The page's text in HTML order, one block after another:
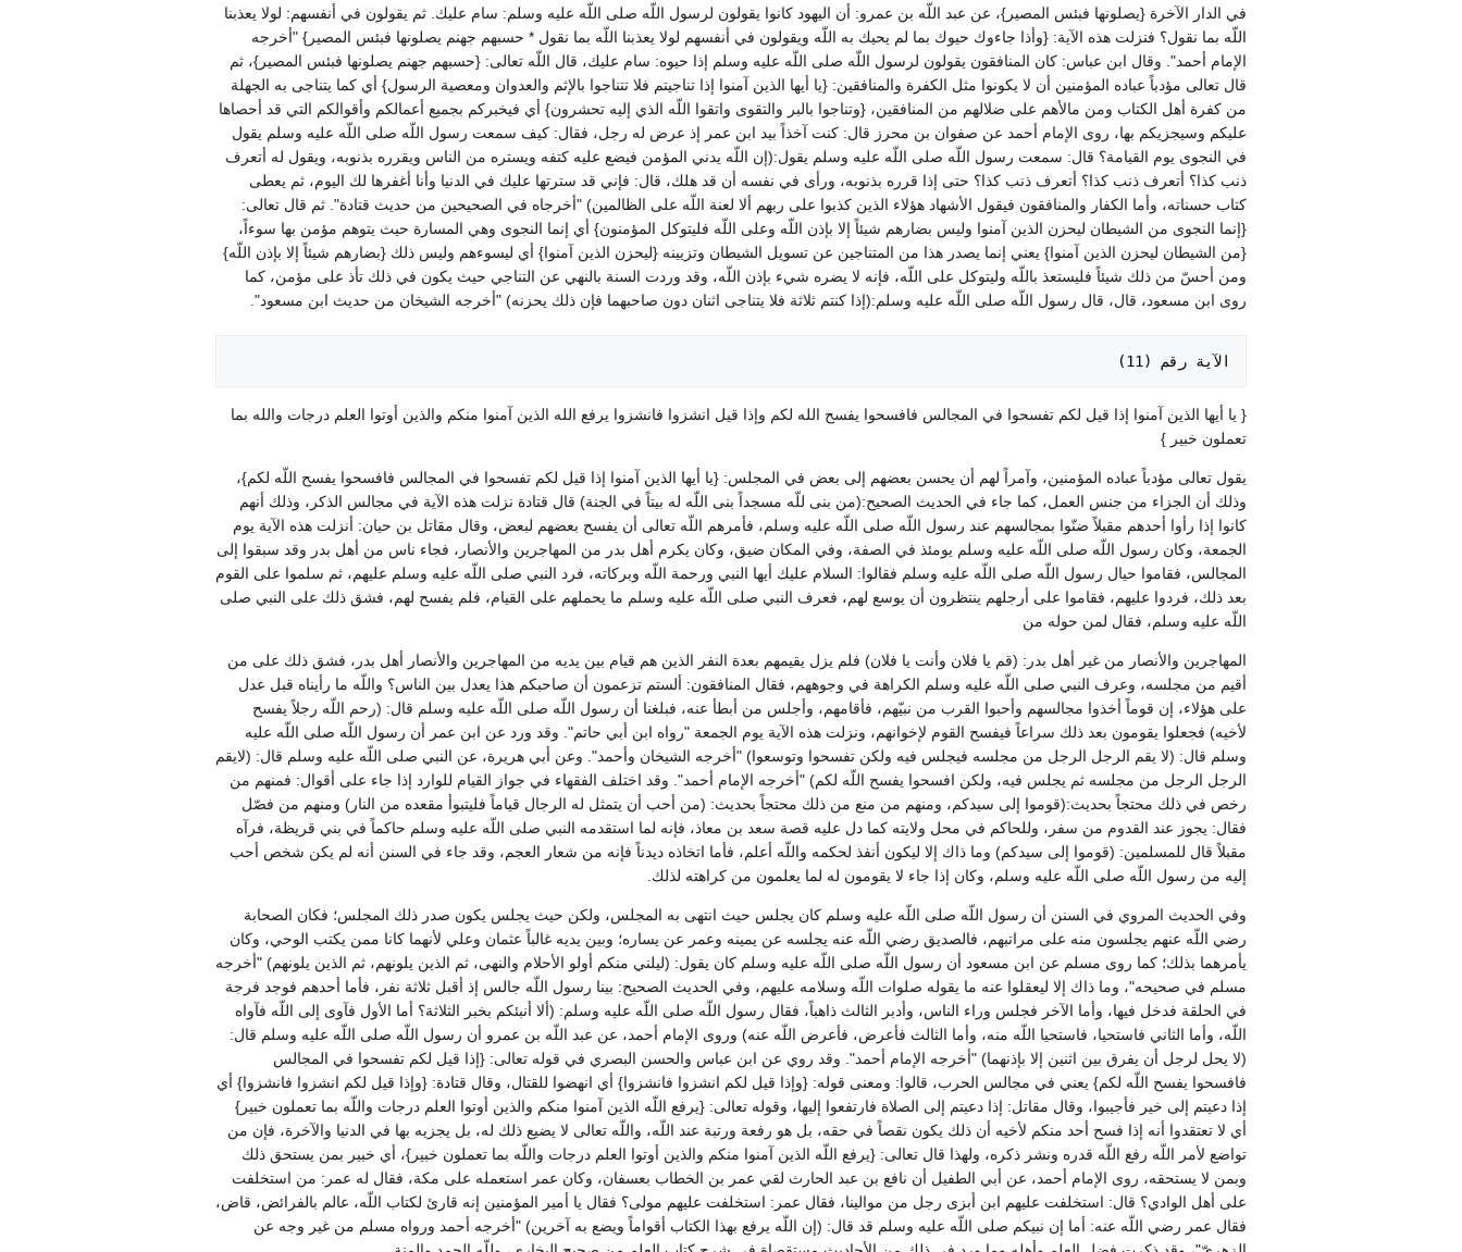
في الدار الآخرة ‏{‏يصلونها فبئس المصير‏}‏، عن عبد اللّه بن عمرو‏:‏ أن اليهود كانوا يقولون لرسول اللّه صلى اللّه عليه وسلم‏:‏ سام عليك‏.‏ ثم يقولون في أنفسهم‏:‏ لولا يعذبنا
اللّه بما نقول‏؟‏ فنزلت هذه الآية‏:‏ ‏{‏وأذا جاءوك حيوك بما لم يحيك به اللّه ويقولون في أنفسهم لولا يعذبنا اللّه بما نقول * حسبهم جهنم يصلونها فبئس المصير‏}‏ ‏"‏أخرجه
الإمام أحمد‏"‏‏.‏ وقال ابن عباس‏:‏ كان المنافقون يقولون لرسول اللّه صلى اللّه عليه وسلم إذا حيوه‏:‏ سام عليك، قال اللّه تعالى‏:‏ ‏{‏حسبهم جهنم يصلونها فبئس المصير‏}‏، ثم
قال تعالى مؤدباً عباده المؤمنين أن لا يكونوا مثل الكفرة والمنافقين‏:‏ ‏{‏يا أيها الذين آمنوا إذا تناجيتم فلا تتناجوا بالإثم والعدوان ومعصية الرسول‏}‏ أي كما يتناجى به الجهلة
من كفرة أهل الكتاب ومن مالأهم على ضلالهم من المنافقين، ‏{‏وتناجوا بالبر والتقوى واتقوا اللّه الذي إليه تحشرون‏}‏ أي فيخبركم بجميع أعمالكم وأقوالكم التي قد أحصاها
عليكم وسيجزيكم بها، روى الإمام أحمد عن صفوان بن محرز قال‏:‏ كنت آخذاً بيد ابن عمر إذ عرض له رجل، فقال‏:‏ كيف سمعت رسول اللّه صلى اللّه عليه وسلم يقول
في النجوى يوم القيامة‏؟‏ قال‏:‏ سمعت رسول اللّه صلى اللّه عليه وسلم يقول‏:‏‏(‏إن اللّه يدني المؤمن فيضع عليه كتفه ويستره من الناس ويقرره بذنوبه، ويقول له أتعرف
ذنب كذا‏؟‏ أتعرف ذنب كذا‏؟‏ أتعرف ذنب كذا‏؟‏ حتى إذا قرره بذنوبه، ورأى في نفسه أن قد هلك، قال‏:‏ فإني قد سترتها عليك في الدنيا وأنا أغفرها لك اليوم، ثم يعطى
كتاب حسناته، وأما الكفار والمنافقون فيقول الأشهاد هؤلاء الذين كذبوا على ربهم ألا لعنة اللّه على الظالمين‏)‏ ‏"‏أخرجاه في الصحيحين من حديث قتادة‏"‏‏.‏ ثم قال تعالى‏:‏
‏{‏إنما النجوى من الشيطان ليحزن الذين آمنوا وليس بضارهم شيئاً إلا بإذن اللّه وعلى اللّه فليتوكل المؤمنون‏}‏ أي إنما النجوى وهي المسارة حيث يتوهم مؤمن بها سوءاً،
‏{‏من الشيطان ليحزن الذين آمنوا‏}‏ يعني إنما يصدر هذا من المتناجين عن تسويل الشيطان وتزيينه ‏{‏ليحزن الذين آمنوا‏}‏ أي ليسوءهم وليس ذلك ‏{‏بضارهم شيئاً إلا بإذن اللّه‏}‏
ومن أحسّ من ذلك شيئاً فليستعذ باللّه وليتوكل على اللّه، فإنه لا يضره شيء بإذن اللّه، وقد وردت السنة بالنهي عن التناجي حيث يكون في ذلك تأذ على مؤمن، كما
روى ابن مسعود، قال، قال رسول اللّه صلى اللّه عليه وسلم‏:‏‏(‏إذا كنتم ثلاثة فلا يتناجى اثنان دون صاحبهما فإن ذلك يحزنه‏)‏ ‏"‏أخرجه الشيخان من حديث ابن مسعود‏"‏‏.‏
الآية رقم ‏(‏11‏)‏
‏{‏ يا أيها الذين آمنوا إذا قيل لكم تفسحوا في المجالس فافسحوا يفسح الله لكم وإذا قيل انشزوا فانشزوا يرفع الله الذين آمنوا منكم والذين أوتوا العلم درجات والله بما
تعملون خبير ‏}‏
يقول تعالى مؤدباً عباده المؤمنين، وآمراً لهم أن يحسن بعضهم إلى بعض في المجلس‏:‏ ‏{‏يا أيها الذين آمنوا إذا قيل لكم تفسحوا في المجالس فافسحوا يفسح اللّه لكم‏}‏،
وذلك أن الجزاء من جنس العمل، كما جاء في الحديث الصحيح‏:‏‏(‏من بنى للّه مسجداً بنى اللّه له بيتاً في الجنة‏)‏ قال قتادة نزلت هذه الآية في مجالس الذكر، وذلك أنهم
كانوا إذا رأوا أحدهم مقبلاً ضنّوا بمجالسهم عند رسول اللّه صلى اللّه عليه وسلم، فأمرهم اللّه تعالى أن يفسح بعضهم لبعض، وقال مقاتل بن حيان‏:‏ أنزلت هذه الآية يوم
الجمعة، وكان رسول اللّه صلى اللّه عليه وسلم يومئذ في الصفة، وفي المكان ضيق، وكان يكرم أهل بدر من المهاجرين والأنصار، فجاء ناس من أهل بدر وقد سبقوا إلى
المجالس، فقاموا حيال رسول اللّه صلى اللّه عليه وسلم فقالوا‏:‏ السلام عليك أيها النبي ورحمة اللّه وبركاته، فرد النبي صلى اللّه عليه وسلم عليهم، ثم سلموا على القوم
بعد ذلك، فردوا عليهم، فقاموا على أرجلهم ينتظرون أن يوسع لهم، فعرف النبي صلى اللّه عليه وسلم ما يحملهم على القيام، فلم يفسح لهم، فشق ذلك على النبي صلى
اللّه عليه وسلم، فقال لمن حوله من
المهاجرين والأنصار من غير أهل بدر‏:‏ ‏(‏قم يا فلان وأنت يا فلان‏)‏ فلم يزل يقيمهم بعدة النفر الذين هم قيام بين يديه من المهاجرين والأنصار أهل بدر، فشق ذلك على من
أقيم من مجلسه، وعرف النبي صلى اللّه عليه وسلم الكراهة في وجوههم، فقال المنافقون‏:‏ ألستم تزعمون أن صاحبكم هذا يعدل بين الناس‏؟‏ واللّه ما رأيناه قبل عدل
على هؤلاء، إن قوماً أخذوا مجالسهم وأحبوا القرب من نبيّهم، فأقامهم، وأجلس من أبطأ عنه، فبلغنا أن رسول اللّه صلى اللّه عليه وسلم قال‏:‏ ‏(‏رحم اللّه رجلاً يفسح
لأخيه‏)‏ فجعلوا يقومون بعد ذلك سراعاً فيفسح القوم لإخوانهم، ونزلت هذه الآية يوم الجمعة ‏"‏رواه ابن أبي حاتم‏"‏‏.‏ وقد ورد عن ابن عمر أن رسول اللّه صلى اللّه عليه
وسلم قال‏:‏ ‏(‏لا يقم الرجل الرجل من مجلسه فيجلس فيه ولكن تفسحوا وتوسعوا‏)‏ ‏"‏أخرجه الشيخان وأحمد‏"‏‏.‏ وعن أبي هريرة، عن النبي صلى اللّه عليه وسلم قال‏:‏ ‏(‏لايقم
الرجل الرجل من مجلسه ثم يجلس فيه، ولكن افسحوا يفسح اللّه لكم‏)‏ ‏"‏أخرجه الإمام أحمد‏"‏‏.‏ وقد اختلف الفقهاء في جواز القيام للوارد إذا جاء على أقوال‏:‏ فمنهم من
رخص في ذلك محتجاً بحديث‏:‏‏(‏قوموا إلى سيدكم، ومنهم من منع من ذلك محتجاً بحديث‏:‏ ‏(‏من أحب أن يتمثل له الرجال قياماً فليتبوأ مقعده من النار‏)‏ ومنهم من فصّل
فقال‏:‏ يجوز عند القدوم من سفر، وللحاكم في محل ولايته كما دل عليه قصة سعد بن معاذ، فإنه لما استقدمه النبي صلى اللّه عليه وسلم حاكماً في بني قريظة، فرآه
مقبلاً قال للمسلمين‏:‏ ‏(‏قوموا إلى سيدكم‏)‏ وما ذاك إلا ليكون أنفذ لحكمه واللّه أعلم، فأما اتخاذه ديدناً فإنه من شعار العجم، وقد جاء في السنن أنه لم يكن شخص أحب
إليه من رسول اللّه صلى اللّه عليه وسلم، وكان إذا جاء لا يقومون له لما يعلمون من كراهته لذلك‏.‏
وفي الحديث المروي في السنن أن رسول اللّه صلى اللّه عليه وسلم كان يجلس حيث انتهى به المجلس، ولكن حيث يجلس يكون صدر ذلك المجلس؛ فكان الصحابة
رضي اللّه عنهم يجلسون منه على مراتبهم، فالصديق رضي اللّه عنه يجلسه عن يمينه وعمر عن يساره؛ وبين يديه غالباً عثمان وعلي لأنهما كانا ممن يكتب الوحي، وكان
يأمرهما بذلك؛ كما روى مسلم عن ابن مسعود أن رسول اللّه صلى اللّه عليه وسلم كان يقول‏:‏ ‏(‏ليلني منكم أولو الأحلام والنهى، ثم الذين يلونهم، ثم الذين يلونهم‏)‏ ‏"‏أخرجه
مسلم في صحيحه‏"‏، وما ذاك إلا ليعقلوا عنه ما يقوله صلوات اللّه وسلامه عليهم، وفي الحديث الصحيح‏:‏ بينا رسول اللّه جالس إذ أقبل ثلاثة نفر، فأما أحدهم فوجد فرجة
في الحلقة فدخل فيها، وأما الآخر فجلس وراء الناس، وأدبر الثالث ذاهباً، فقال رسول اللّه صلى اللّه عليه وسلم‏:‏ ‏(‏ألا أنبئكم بخبر الثلاثة‏؟‏ أما الأول فآوى إلى اللّه فآواه
اللّه، وأما الثاني فاستحيا، فاستحيا اللّه منه، وأما الثالث فأعرض، فأعرض اللّه عنه‏)‏ وروى الإمام أحمد، عن عبد اللّه بن عمرو أن رسول اللّه صلى اللّه عليه وسلم قال‏:‏
‏(‏لا يحل لرجل أن يفرق بين اثنين إلا بإذنهما‏)‏ ‏"‏أخرجه الإمام أحمد‏"‏‏.‏ وقد روي عن ابن عباس والحسن البصري في قوله تعالى‏:‏ ‏{‏إذا قيل لكم تفسحوا في المجالس
فافسحوا يفسح اللّه لكم‏}‏ يعني في مجالس الحرب، قالوا‏:‏ ومعنى قوله‏:‏ ‏{‏وإذا قيل لكم انشزوا فانشزوا‏}‏ أي انهضوا للقتال، وقال قتادة‏:‏ ‏{‏وإذا قيل لكم انشزوا فانشزوا‏}‏ أي
إذا دعيتم إلى خير فأجيبوا، وقال مقاتل‏:‏ إذا دعيتم إلى الصلاة فارتفعوا إليها، وقوله تعالى‏:‏ ‏{‏يرفع اللّه الذين آمنوا منكم والذين أوتوا العلم درجات واللّه بما تعملون خبير‏}‏
أي لا تعتقدوا أنه إذا فسح أحد منكم لأخيه أن ذلك يكون نقصاً في حقه، بل هو رفعة ورتبة عند اللّه، واللّه تعالى لا يضيع ذلك له، بل يجزيه بها في الدنيا والآخرة، فإن من
تواضع لأمر اللّه رفع اللّه قدره ونشر ذكره، ولهذا قال تعالى‏:‏ ‏{‏يرفع اللّه الذين آمنوا منكم والذين أوتوا العلم درجات واللّه بما تعملون خبير‏}‏، أي خبير بمن يستحق ذلك
وبمن لا يستحقه، روى الإمام أحمد، عن أبي الطفيل أن نافع بن عبد الحارث لقي عمر بن الخطاب بعسفان، وكان عمر استعمله على مكة، فقال له عمر‏:‏ من استخلفت
على أهل الوادي‏؟‏ قال‏:‏ استخلفت عليهم ابن أبزى رجل من موالينا، فقال عمر‏:‏ استخلفت عليهم مولى‏؟‏ فقال يا أمير المؤمنين إنه قارئ لكتاب اللّه، عالم بالفرائض، قاض،
فقال عمر رضي اللّه عنه‏:‏ أما إن نبيكم صلى اللّه عليه وسلم قد قال‏:‏ ‏(‏إن اللّه يرفع بهذا الكتاب أقواماً ويضع به آخرين‏)‏ ‏"‏أخرجه أحمد ورواه مسلم من غير وجه عن